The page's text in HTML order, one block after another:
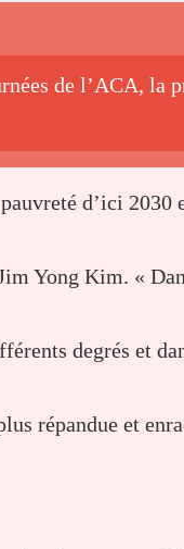
de l’ACA, la
d’ici 2030
Yong Kim. «
degrés et
répandue et